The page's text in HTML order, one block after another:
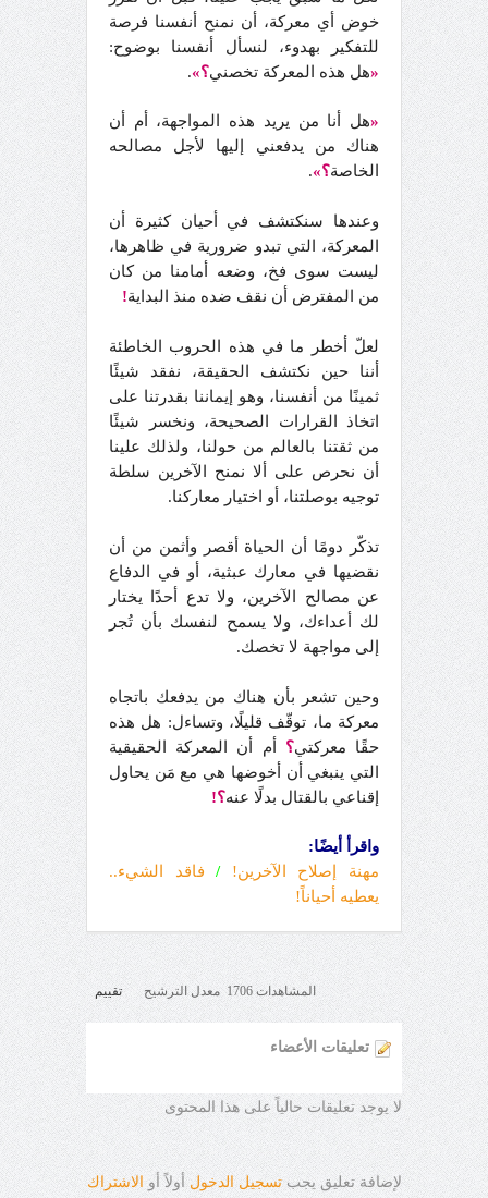
خوض أي معركة، أن نمنح أنفسنا فرصة
للتفكير بهدوء، لنسأل أنفسنا بوضوح:
«هل هذه المعركة تخصني؟».
«هل أنا من يريد هذه المواجهة، أم أن
هناك من يدفعني إليها لأجل مصالحه
الخاصة؟».
وعندها سنكتشف في أحيان كثيرة أن
المعركة، التي تبدو ضرورية في ظاهرها،
ليست سوى فخ، وضعه أمامنا من كان
من المفترض أن نقف ضده منذ البداية!
لعلّ أخطر ما في هذه الحروب الخاطئة
أننا حين نكتشف الحقيقة، نفقد شيئًا
ثمينًا من أنفسنا، وهو إيماننا بقدرتنا على
اتخاذ القرارات الصحيحة، ونخسر شيئًا
من ثقتنا بالعالم من حولنا، ولذلك علينا
أن نحرص على ألا نمنح الآخرين سلطة
توجيه بوصلتنا، أو اختيار معاركنا.
تذكّر دومًا أن الحياة أقصر وأثمن من أن
نقضيها في معارك عبثية، أو في الدفاع
عن مصالح الآخرين، ولا تدع أحدًا يختار
لك أعداءك، ولا يسمح لنفسك بأن تُجر
إلى مواجهة لا تخصك.
وحين تشعر بأن هناك من يدفعك باتجاه
معركة ما، توقّف قليلًا، وتساءل: هل هذه
حقًا معركتي؟ أم أن المعركة الحقيقية
التي ينبغي أن أخوضها هي مع مَن يحاول
إقناعي بالقتال بدلًا عنه؟!
واقرأ أيضًا:
مهنة إصلاح الآخرين!
/
فاقد الشيء..
يعطيه أحياناً!
المشاهدات 1706 معدل الترشيح تقييم
تعليقات الأعضاء
لا يوجد تعليقات حالياً على هذا المحتوى
لإضافة تعليق يجب تسجيل الدخول أولاً أو
الاشتراك